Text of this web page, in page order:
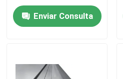
Recorrido por la fábrica
Solicitar una cita
metálicas de acero
inoxidableEnviar Consulta